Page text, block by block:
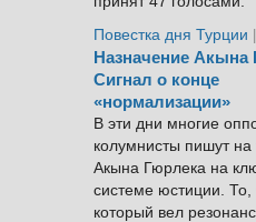
Повестка дня Турции
Назначение Акына
Сигнал о конце
«нормализации»
В эти дни многие
колумнисты пишут на
Акына Гюрлека на
системе юстиции. То,
который вел